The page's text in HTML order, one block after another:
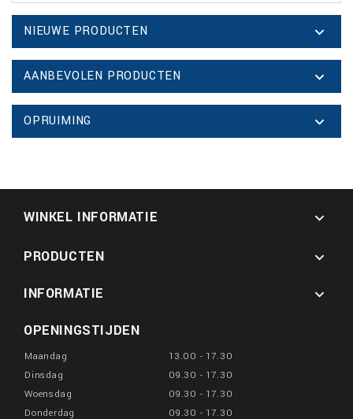
NIEUWE PRODUCTEN 
AANBEVOLEN PRODUCTEN 
OPRUIMING 
WINKEL INFORMATIE 
PRODUCTEN

INFORMATIE

OPENINGSTIJDEN
Maandag
13.00 - 17.30
Dinsdag
09.30 - 17.30
Woensdag
09.30 - 17.30
Donderdag
09.30 - 17.30